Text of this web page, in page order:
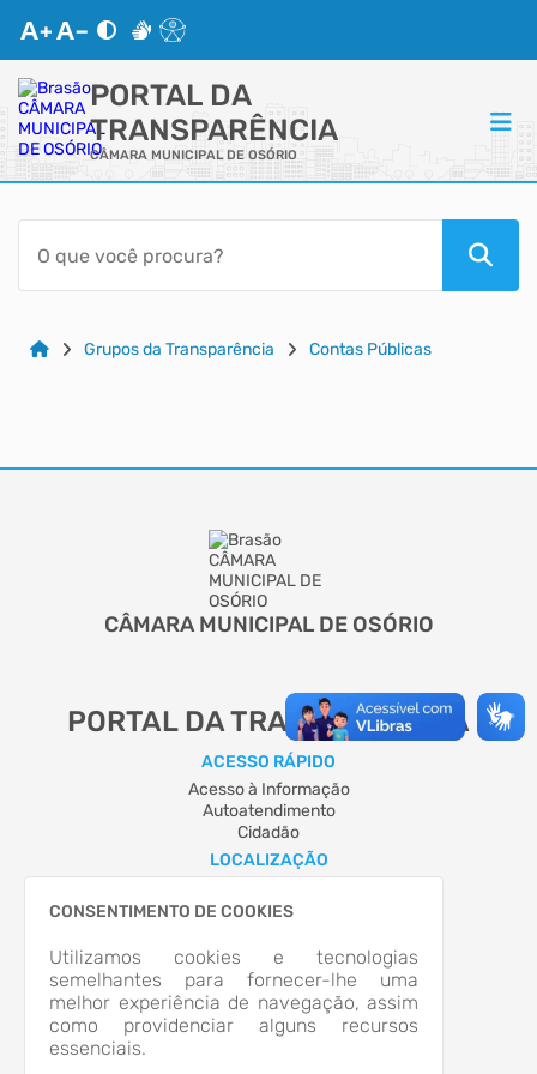
PORTAL DA
TRANSPARÊNCIA
CÂMARA MUNICIPAL DE OSÓRIO
ACESSO RÁPIDO
Acessibilidade
Cidadão
Mapa do Site
Grupos da Transparência Contas Públicas
CONSENTIMENTO DE COOKIES
Utilizamos cookies e tecnologias
semelhantes para fornecer-lhe uma
melhor experiência de navegação, assim
como providenciar alguns recursos
essenciais.
CÂMARA MUNICIPAL DE OSÓRIO
PORTAL DA TRANSPARÊNCIA
ACESSO RÁPIDO
Acesso à Informação
Autoatendimento
Cidadão
LOCALIZAÇÃO
Osório/RS
Abrir no Mapa
CONTATOS
(51)36634900
(51)36634901